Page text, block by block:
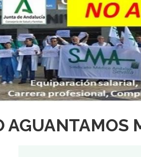
AGUANTAMOS